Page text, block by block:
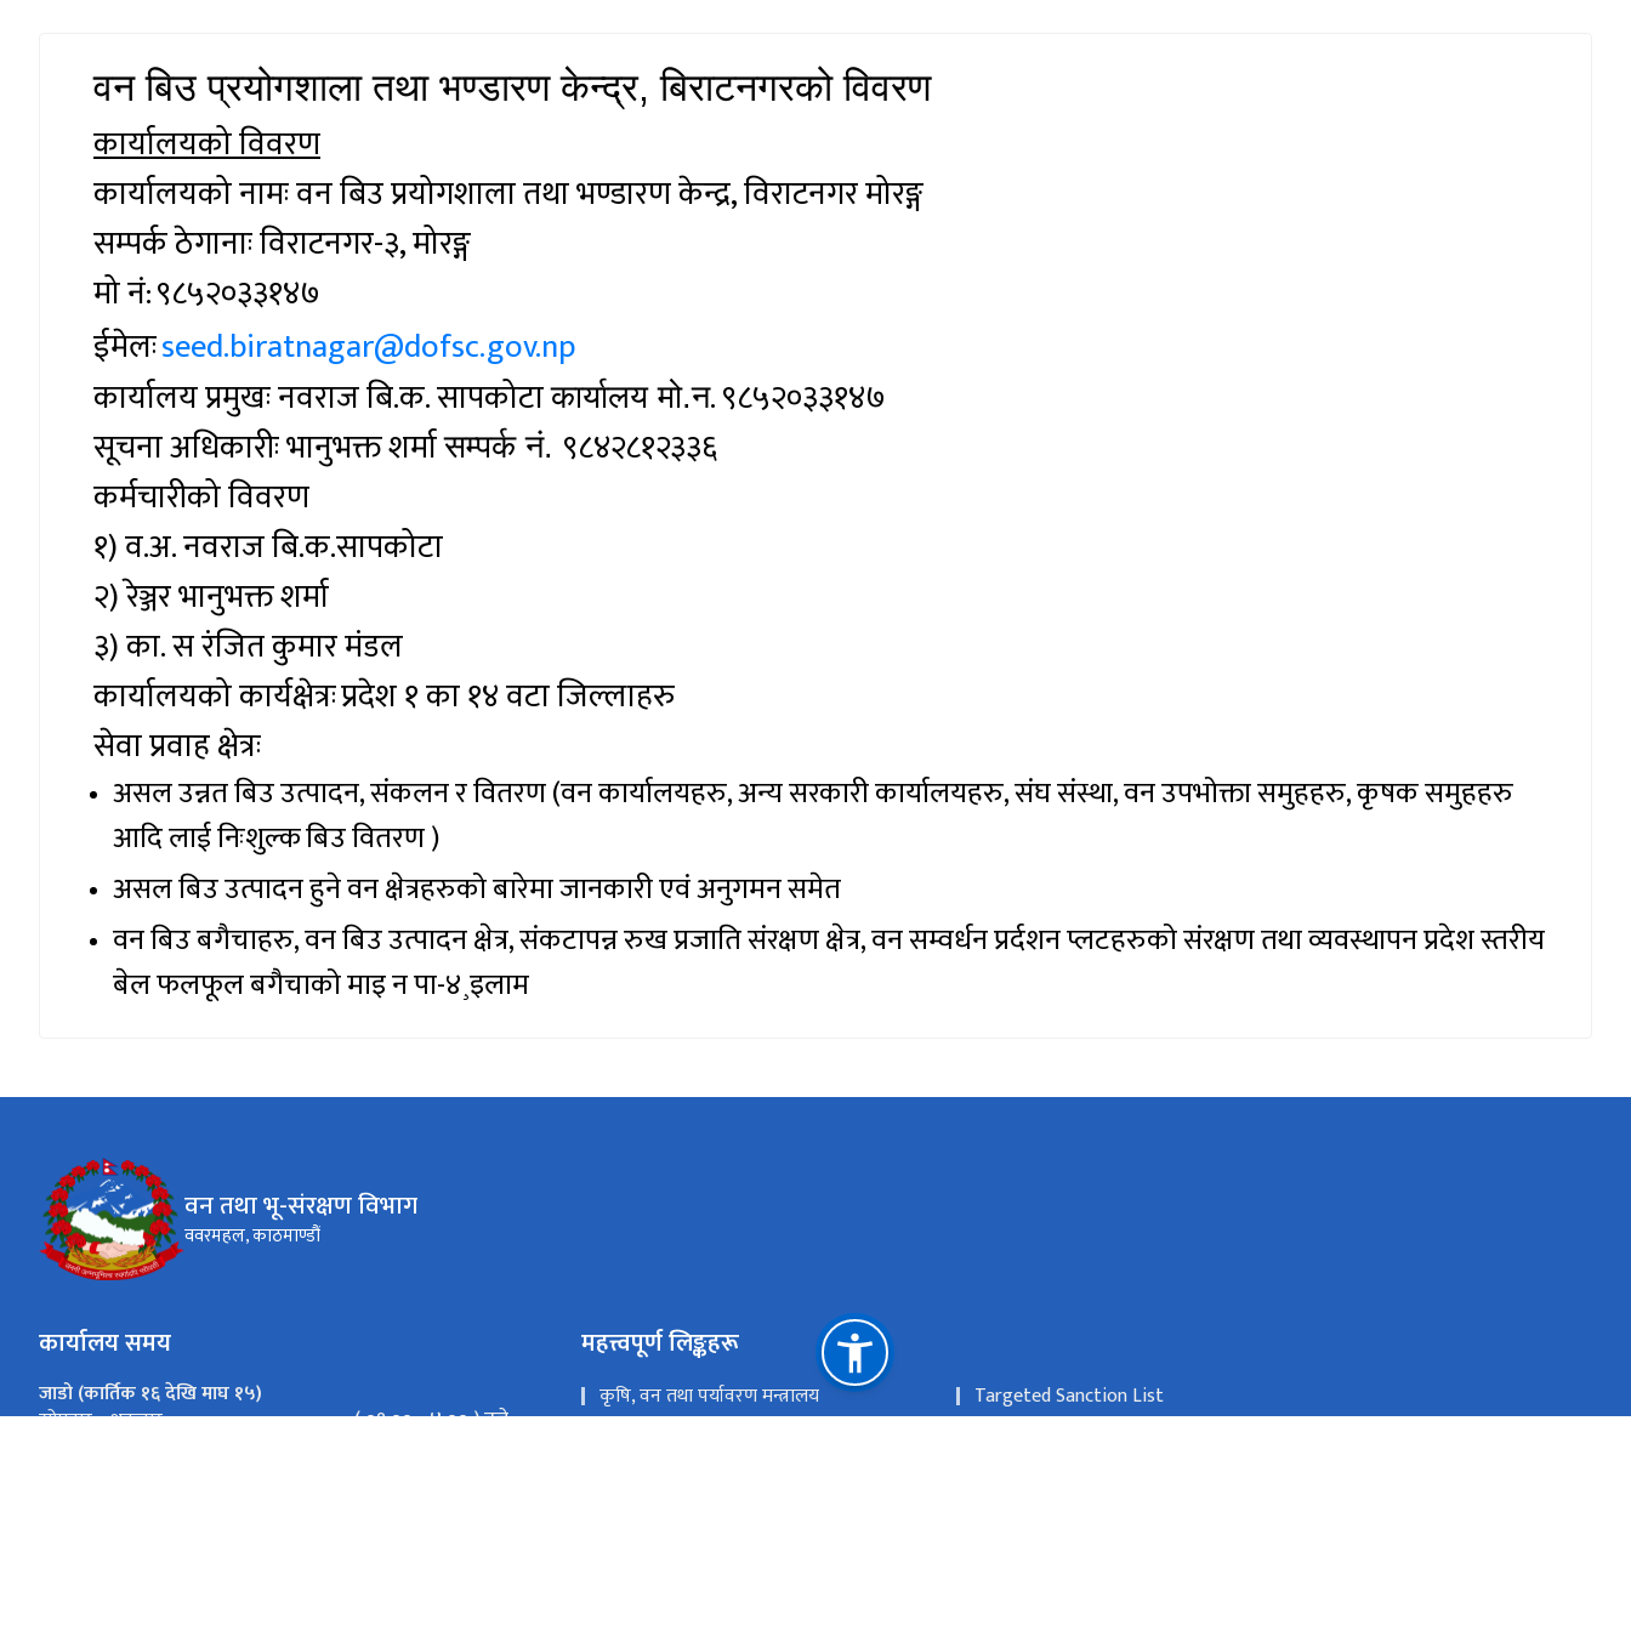
वन बिउ प्रयोगशाला तथा भण्डारण केन्द्र,बिराटनगरको विवरण
कार्यालयको विवरण
कार्यालयको नामः वन बिउ प्रयोगशाला तथा भण्डारण केन्द्र, विराटनगर मोरङ्ग
सम्पर्क ठेगानाः विराटनगर-३, मोरङ्ग
मो नं:९८५२०३३१४७
ईमेलःseed.biratnagar@dofsc.gov.np
कार्यालय प्रमुखः नवराज बि.क. सापकोटाकार्यालय मो.न. ९८५२०३३१४७
सूचना अधिकारीः भानुभक्त शर्मासम्पर्क नं. ९८४२८१२३३६
कर्मचारीको विवरण
१)व.अ. नवराज बि.क.सापकोटा
२)रेञ्जर भानुभक्त शर्मा
३)का. स रंजित कुमार मंडल
कार्यालयको कार्यक्षेत्रःप्रदेश १ का १४ वटा जिल्लाहरु
सेवा प्रवाह क्षेत्रः
असलउन्नत बिउ उत्पादन, संकलन र वितरण (वन कार्यालयहरु, अन्य सरकारी कार्यालयहरु, संघ संस्था, वन उपभोक्ता समुहहरु, कृषक समुहहरु
आदि लाई निःशुल्क बिउ वितरण )
असल बिउ उत्पादन हुने वन क्षेत्रहरुको बारेमा जानकारी एवं अनुगमन समेत
वन बिउ बगैचाहरु, वन बिउ उत्पादन क्षेत्र, संकटापन्न रुख प्रजाति संरक्षण क्षेत्र, वन सम्वर्धन प्रर्दशन प्लटहरुको संरक्षण तथा व्यवस्थापन प्रदेश स्तरीय
बेल फलफूल बगैचाको माइ न पा-४¸इलाम
वन तथा भू-संरक्षण विभाग
ववरमहल, काठमाण्डौं
कार्यालय समय
जाडो (कार्तिक १६ देखि माघ १५)
सोमवार - शुक्रवार
( ०९:०० - ४:०० ) बजे
महत्त्वपूर्ण लिङ्कहरू
कृषि, वन तथा पर्यावरण मन्त्रालय
Targeted Sanction List